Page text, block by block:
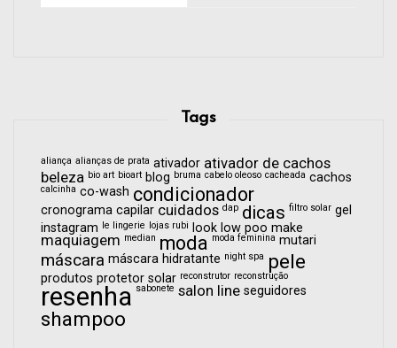
Tags
aliança alianças de prata ativador ativador de cachos
beleza bio art bioart blog bruma cabelo oleoso cacheada cachos
calcinha co-wash condicionador
cronograma capilar cuidados dap dicas filtro solar gel
instagram le lingerie lojas rubi look low poo make
maquiagem median moda moda feminina mutari
máscara máscara hidratante night spa pele
produtos protetor solar reconstrutor reconstrução
resenha sabonete salon line seguidores
shampoo